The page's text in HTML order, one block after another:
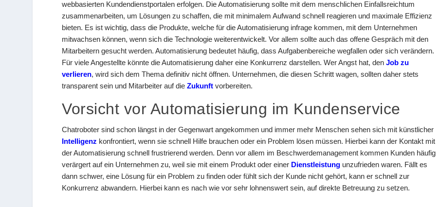
webbasierten Kundendienstportalen erfolgen. Die Automatisierung sollte mit dem menschlichen Einfallsreichtum
zusammenarbeiten, um Lösungen zu schaffen, die mit minimalem Aufwand schnell reagieren und maximale Effizienz
bieten. Es ist wichtig, dass die Produkte, welche für die Automatisierung infrage kommen, mit dem Unternehmen
mitwachsen können, wenn sich die Technologie weiterentwickelt. Vor allem sollte auch das offene Gespräch mit den
Mitarbeitern gesucht werden. Automatisierung bedeutet häufig, dass Aufgabenbereiche wegfallen oder sich verändern.
Für viele Angestellte könnte die Automatisierung daher eine Konkurrenz darstellen. Wer Angst hat, denJob zu
verlieren, wird sich dem Thema definitiv nicht öffnen. Unternehmen, die diesen Schritt wagen, sollten daher stets
transparent sein und Mitarbeiter auf dieZukunft vorbereiten.
Vorsicht vor Automatisierung im Kundenservice
Chatroboter sind schon längst in der Gegenwart angekommen und immer mehr Menschen sehen sich mit künstlicher
Intelligenz konfrontiert, wenn sie schnell Hilfe brauchen oder ein Problem lösen müssen. Hierbei kann der Kontakt mit
der Automatisierung schnell frustrierend werden. Denn vor allem im Beschwerdemanagement kommen Kunden häufig
verärgert auf ein Unternehmen zu, weil sie mit einem Produkt oder einer Dienstleistung unzufrieden waren. Fällt es
dann schwer, eine Lösung für ein Problem zu finden oder fühlt sich der Kunde nicht gehört, kann er schnell zur
Konkurrenz abwandern. Hierbei kann es nach wie vor sehr lohnenswert sein, auf direkte Betreuung zu setzen.